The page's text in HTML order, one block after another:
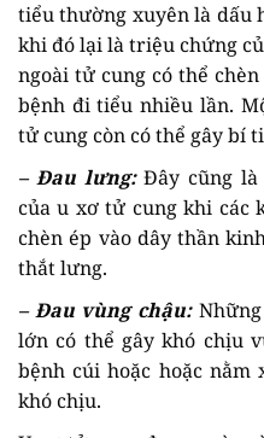
tiểu thường xuyên là dấu
khi đó lại là triệu chứng
ngoài tử cung có thể
bệnh đi tiểu nhiều lần.
tử cung còn có thể gây bí
– Đau lưng:Đây cũng là
của u xơ tử cung khi các
chèn ép vào dây thần
thắt lưng.
– Đau vùng chậu:Những
lớn có thể gây khó chịu
bệnh cúi hoặc hoặc nằm
khó chịu.